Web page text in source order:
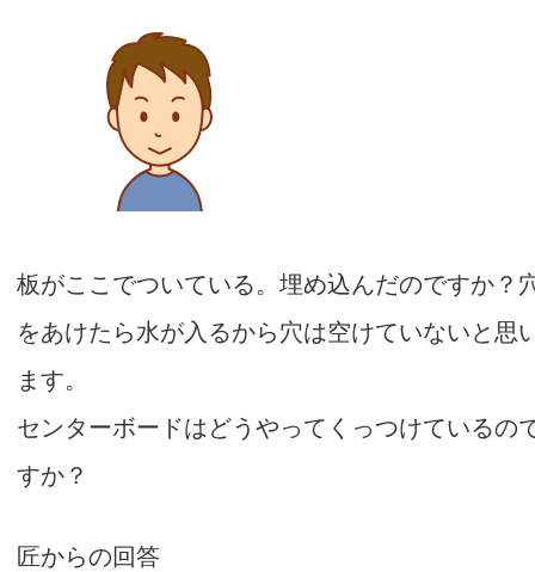
板がここでついている。埋め込んだのですか？
をあけたら水が入るから穴は空けていないと思
ます。
センターボードはどうやってくっつけているの
すか？
匠からの回答